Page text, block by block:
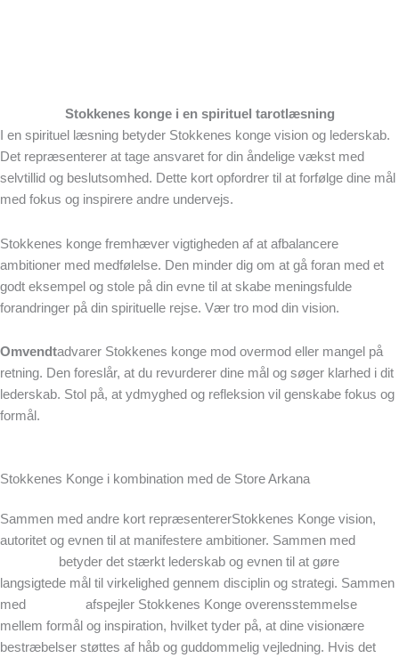
Stokkenes konge i en spirituel tarotlæsning
I en spirituel læsning betyder Stokkenes konge vision og lederskab.
Det repræsenterer at tage ansvaret for din åndelige vækst med
selvtillid og beslutsomhed. Dette kort opfordrer til at forfølge dine mål
med fokus og inspirere andre undervejs.
Stokkenes konge fremhæver vigtigheden af at afbalancere
ambitioner med medfølelse. Den minder dig om at gå foran med et
godt eksempel og stole på din evne til at skabe meningsfulde
forandringer på din spirituelle rejse. Vær tro mod din vision.
Omvendtadvarer Stokkenes konge mod overmod eller mangel på
retning. Den foreslår, at du revurderer dine mål og søger klarhed i dit
lederskab. Stol på, at ydmyghed og refleksion vil genskabe fokus og
formål.
Stokkenes Konge i kombination med de Store Arkana
Sammen med andre kort repræsentererStokkenes Konge vision,
autoritet og evnen til at manifestere ambitioner. Sammen med
betyder det stærkt lederskab og evnen til at gøre
langsigtede mål til virkelighed gennem disciplin og strategi. Sammen
med
afspejler Stokkenes Konge overensstemmelse
mellem formål og inspiration, hvilket tyder på, at dine visionære
bestræbelser støttes af håb og guddommelig vejledning. Hvis det